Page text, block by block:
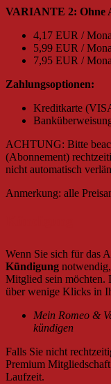
VARIANTE 2: Ohne
4,17 EUR /
5,99 EUR /
7,95 EUR /
Zahlungsoptionen:
Kreditkarte
ACHTUNG: Bitte
(Abonnement)
nicht automatisch
Anmerkung: alle
Wenn Sie sich für das
Kündigung
Mitglied sein möchten.
über wenige Klicks in
Mein Romeo &
kündigen
Falls Sie nicht
Premium
Laufzeit.